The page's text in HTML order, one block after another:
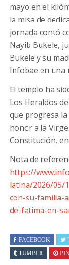
mayo en el
la misa de
jornada contó
Nayib Bukele,
Bukele y su
Infobae en una
El templo ha
Los Heraldos
que progresa la
honor a la
Constitución,
Nota de
https://
latina/2026/05/
con-su-familia-
de-fatima-en-
FACEBOOK
TUMBLR